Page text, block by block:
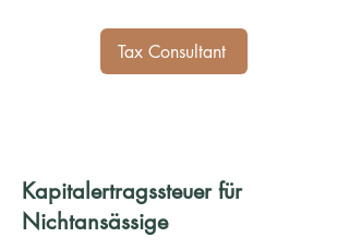
Tax Consultant
Kapitalertragssteuer für
Nichtansässige